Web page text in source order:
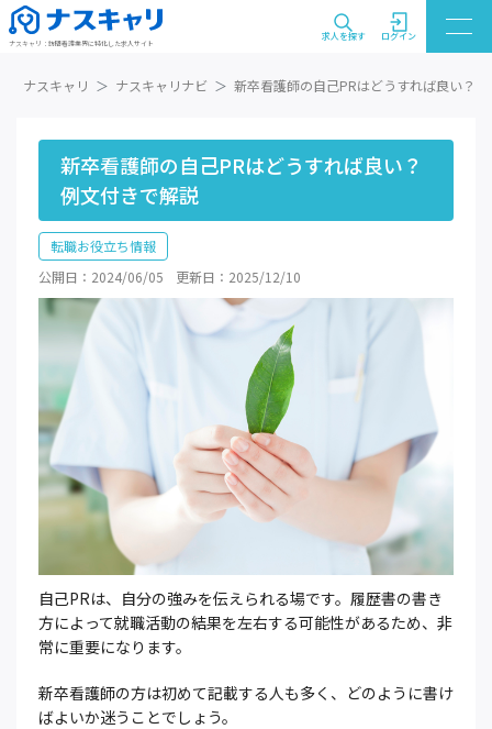
ナスキャリ：訪問看護業界に特化した求人サイト
求人を探す ログイン
ナスキャリ ナスキャリナビ 新卒看護師の自己PRはどうすれば良い？
新卒看護師の自己PRはどうすれば良い？
例文付きで解説
転職お役立ち情報
公開日：2024/06/05
更新日：2025/12/10
自己PRは、自分の強みを伝えられる場です。履歴書の書き
方によって就職活動の結果を左右する可能性があるため、非
常に重要になります。
新卒看護師の方は初めて記載する人も多く、どのように書け
ばよいか迷うことでしょう。